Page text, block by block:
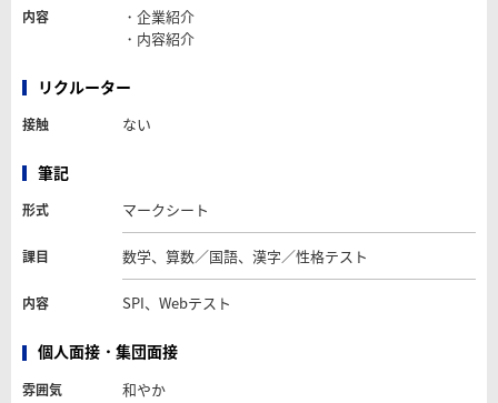
内容
・企業紹介
・内容紹介
リクルーター
接触 ない
筆記
形式 マークシート
課目 数学、算数／国語、漢字／性格テスト
内容 SPI、Webテスト
個人面接・集団面接
雰囲気 和やか